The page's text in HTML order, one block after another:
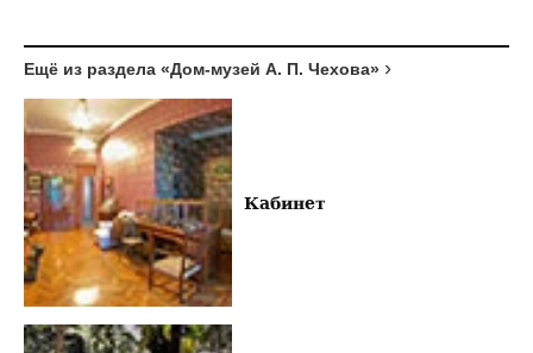
Ещё из раздела «Дом-музей А. П. Чехова»
Кабинет